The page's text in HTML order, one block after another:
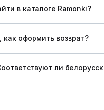
в каталоге Ramonki?
оформить возврат?
ли